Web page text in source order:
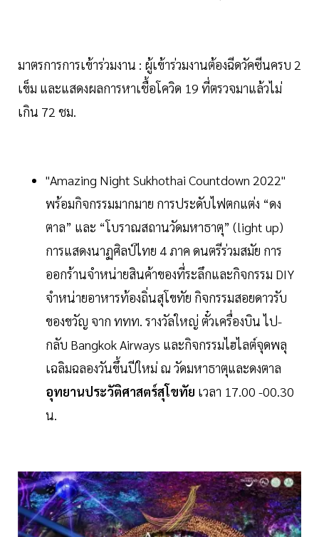
มาตรการการเข้าร่วมงาน : ผู้เข้าร่วมงานต้องฉีดวัคซีนครบ 2
เข็ม และแสดงผลการหาเชื้อโควิด 19 ที่ตรวจมาแล้วไม่
เกิน 72 ชม.
"Amazing Night Sukhothai Countdown 2022"
พร้อมกิจกรรมมากมาย การประดับไฟตกแต่ง “ดง
ตาล” และ “โบราณสถานวัดมหาธาตุ” (light up)
การแสดงนาฏศิลป์ไทย 4 ภาค ดนตรีร่วมสมัย การ
ออกร้านจำหน่ายสินค้าของที่ระลึกและกิจกรรม DIY
จำหน่ายอาหารท้องถิ่นสุโขทัย กิจกรรมสอยดาวรับ
ของขวัญ จาก ททท. รางวัลใหญ่ ตั๋วเครื่องบิน ไป-
กลับ Bangkok Airways และกิจกรรมไฮไลต์จุดพลุ
เฉลิมฉลองวันขึ้นปีใหม่ ณ วัดมหาธาตุและดงตาล
อุทยานประวัติศาสตร์สุโขทัย เวลา 17.00 -00.30
น.